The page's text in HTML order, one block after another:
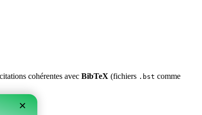
cohérentes avec BibTeX (fichiers .bst comme
×